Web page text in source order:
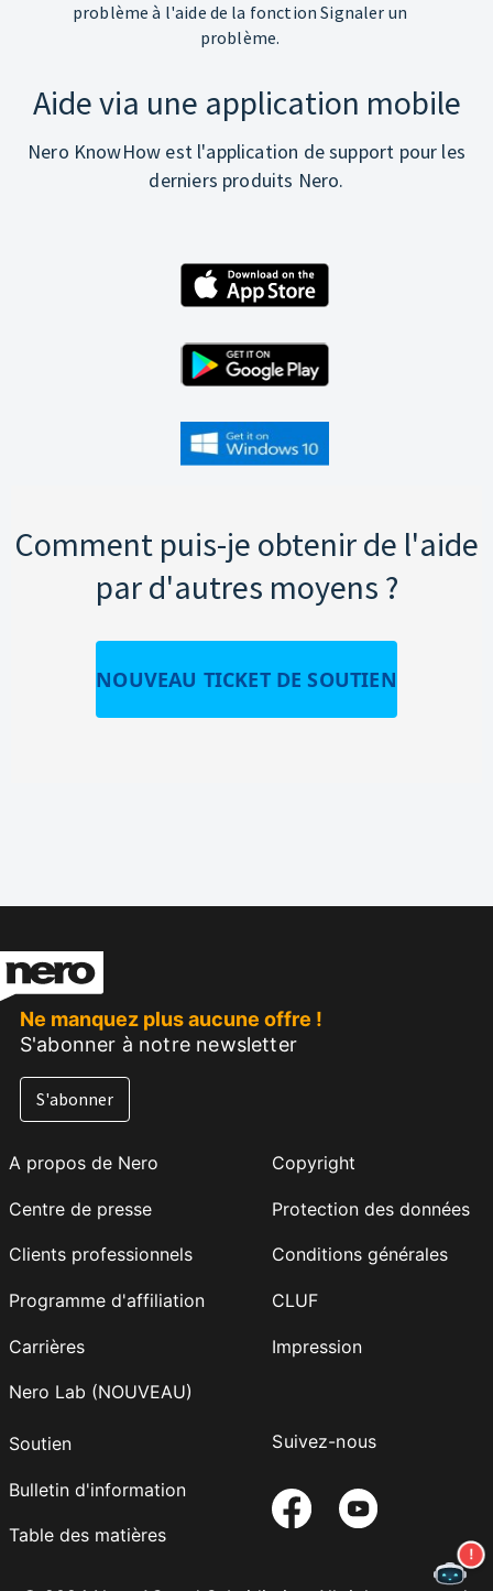
problème à l'aide de la fonction Signaler un
problème.
Aide via une application mobile
Nero KnowHow est l'application de support pour les
derniers produits Nero.
Comment puis-je obtenir de l'aide
par d'autres moyens ?
NOUVEAU TICKET DE SOUTIEN
Ne manquez plus aucune offre !
S'abonner à notre newsletter
S'abonner
A propos de Nero
Centre de presse
Clients professionnels
Programme d'affiliation
Carrières
Nero Lab (NOUVEAU)
Copyright
Protection des données
Conditions générales
CLUF
Impression
Soutien
Bulletin d'information
Table des matières
Suivez-nous